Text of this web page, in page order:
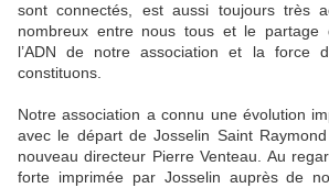
sont connectés, est aussi toujours très
nombreux entre nous tous et le partage
l’ADN de notre association et la force
constituons.
Notre association a connu une évolution
avec le départ de Josselin Saint
nouveau directeur Pierre Venteau. Au
forte imprimée par Josselin auprès de